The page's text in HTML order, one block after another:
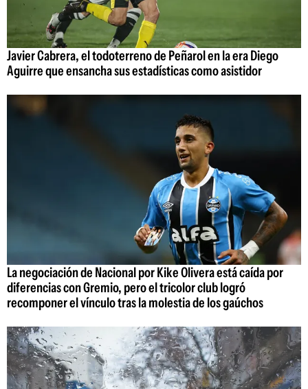
Javier Cabrera, el todoterreno de Peñarol en la era Diego
Aguirre que ensancha sus estadísticas como asistidor
La negociación de Nacional por Kike Olivera está caída por
diferencias con Gremio, pero el tricolor club logró
recomponer el vínculo tras la molestia de los gaúchos